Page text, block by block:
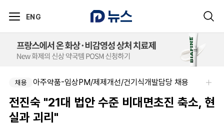
ENG
채용 아주약품-임상PM/제제개선/건기식개발담당 채용
전진숙 "21대 법안 수준 비대면초진 축소, 현
실과 괴리"